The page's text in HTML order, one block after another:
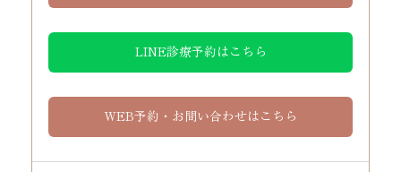
LINE診療予約はこちら
WEB予約・お問い合わせはこちら